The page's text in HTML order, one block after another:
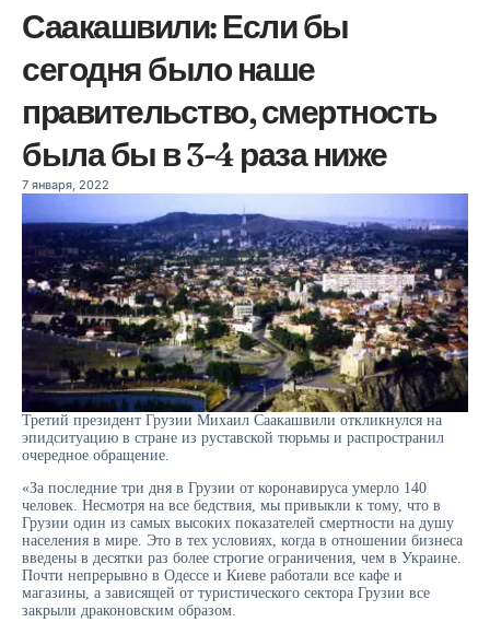
Саакашвили: Если бы
сегодня было наше
правительство, смертность
была бы в 3-4 раза ниже
7 января, 2022
Третий президент Грузии Михаил Саакашвили откликнулся на
эпидситуацию в стране из руставской тюрьмы и распространил
очередное обращение.
«За последние три дня в Грузии от коронавируса умерло 140
человек. Несмотря на все бедствия, мы привыкли к тому, что в
Грузии один из самых высоких показателей смертности на душу
населения в мире. Это в тех условиях, когда в отношении бизнеса
введены в десятки раз более строгие ограничения, чем в Украине.
Почти непрерывно в Одессе и Киеве работали все кафе и
магазины, а зависящей от туристического сектора Грузии все
закрыли драконовским образом.